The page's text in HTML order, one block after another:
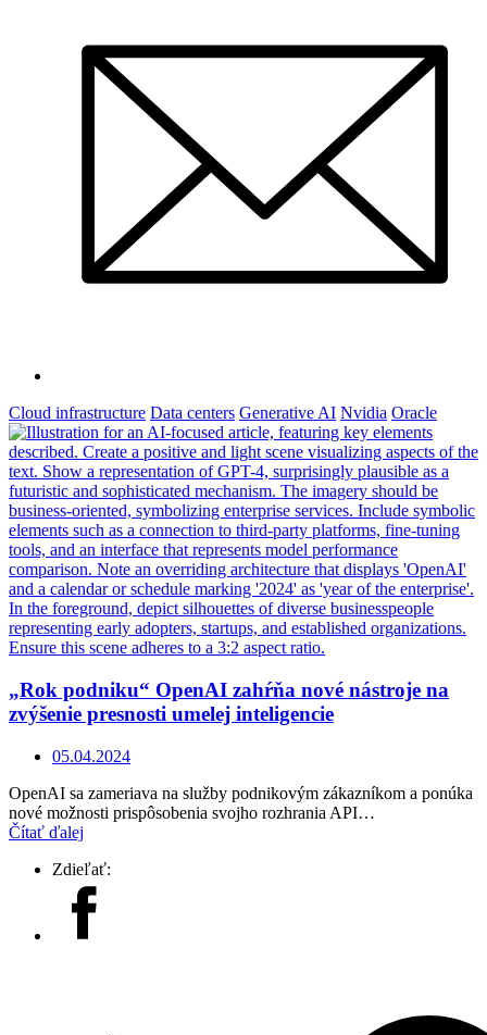
Cloud infrastructure Data centers Generative AI Nvidia Oracle
„Rok podniku“ OpenAI zahŕňa nové nástroje na
zvýšenie presnosti umelej inteligencie
05.04.2024
OpenAI sa zameriava na služby podnikovým zákazníkom a ponúka
nové možnosti prispôsobenia svojho rozhrania API…
Čítať ďalej
Zdieľať: